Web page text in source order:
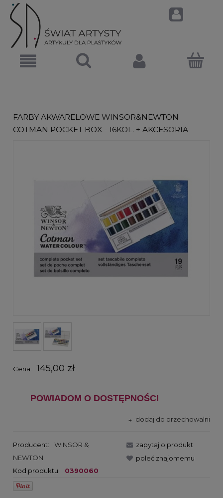
FARBY AKWARELOWE WINSOR&NEWTON
COTMAN POCKET BOX - 16KOL. + AKCESORIA
Cena: 145,00 zł
POWIADOM O DOSTĘPNOŚCI
dodaj do przechowalni
Producent:
WINSOR &
NEWTON
Kod produktu:
0390060
zapytaj o produkt
poleć znajomemu